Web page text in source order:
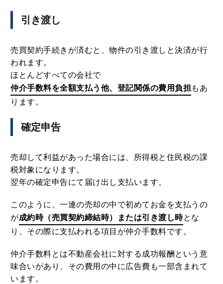
引き渡し
売買契約手続きが済むと、物件の引き渡しと決済が行
われます。
ほとんどすべての会社で
仲介手数料を全額支払う他、登記関係の費用負担 もあ
ります。
確定申告
売却して利益があった場合には、所得税と住民税の課
税対象になります。
翌年の確定申告にて届け出し支払います。
このように、一連の売却の中で初めてお金を支払うの
が成約時（売買契約締結時）または引き渡し時とな
り、その際に支払われる項目が仲介手数料です。
仲介手数料とは不動産会社に対する成功報酬という意
味合いがあり、その費用の中に広告費も一部含まれて
います。